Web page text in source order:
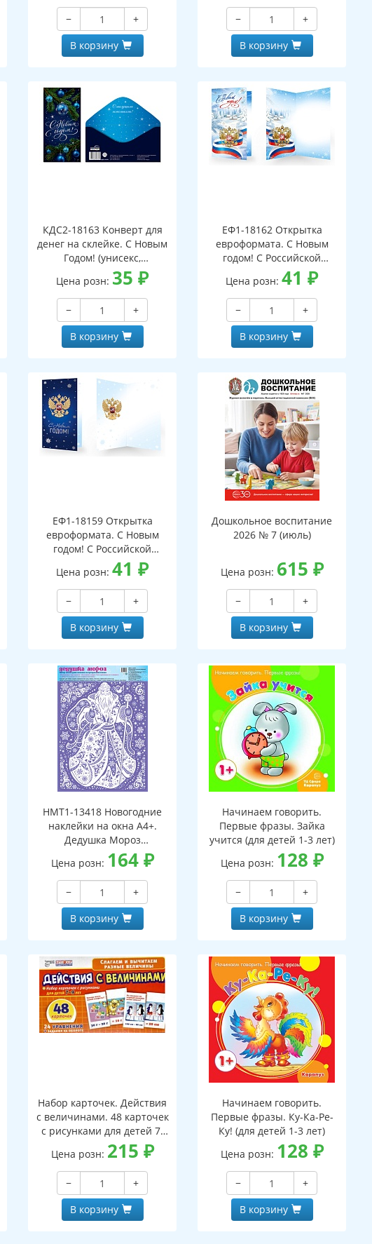
−
+
В корзину
−
+
В корзину
КДС2-18163 Конверт для
денег на склейке. С Новым
Годом! (унисекс,
серебряная фольга)
Цена розн: 35₽
−
+
В корзину
ЕФ1-18162 Открытка
евроформата. С Новым
годом! С Российской
символикой. Без текста
(серебряная фольга)
Цена розн:41₽
−
+
В корзину
ЕФ1-18159 Открытка
евроформата. С Новым
годом! С Российской
символикой. Без текста
(серебряная фольга)
Цена розн:41₽
−
+
В корзину
Дошкольное воспитание
2026 № 7 (июль)
Цена розн: 615 ₽
−
+
В корзину
НМТ1-13418 Новогодние
наклейки на окна А4+.
Дедушка Мороз
(пластизоль,
многоразовые)
Цена розн: 164₽
−
+
В корзину
Начинаем говорить.
Первые фразы. Зайка
учится (для детей 1-3 лет)
Цена розн: 128 ₽
−
+
В корзину
Набор карточек. Действия
с величинами. 48 карточек
с рисунками для детей 7-
9лет. 24 уравнения с
заданиями на обороте
Цена розн: 215 ₽
−
+
В корзину
Начинаем говорить.
Первые фразы. Ку-Ка-Ре-
Ку! (для детей 1-3 лет)
Цена розн: 128 ₽
−
+
В корзину